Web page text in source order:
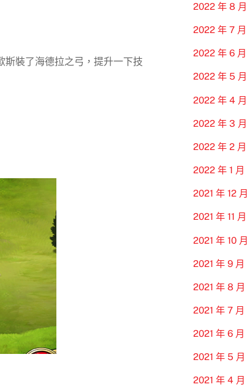
斯裝了海德拉之弓，提升一下技
2022 年 8 月
2022 年 7 月
2022 年 6 月
2022 年 5 月
2022 年 4 月
2022 年 3 月
2022 年 2 月
2022 年 1 月
2021 年 12 月
2021 年 11 月
2021 年 10 月
2021 年 9 月
2021 年 8 月
2021 年 7 月
2021 年 6 月
2021 年 5 月
2021 年 4 月